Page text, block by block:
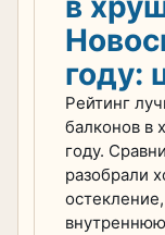
году:
Рейтинг
балконов в
году.
разобрали